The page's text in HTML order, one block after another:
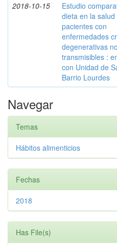
2018-10-15
Estudio
dieta en la salud
pacientes con
enfermedades
degenerativas no
transmisibles :
con Unidad de
Barrio Lourdes
Navegar
Temas
Hábitos alimenticios
Fechas
2018
Has File(s)